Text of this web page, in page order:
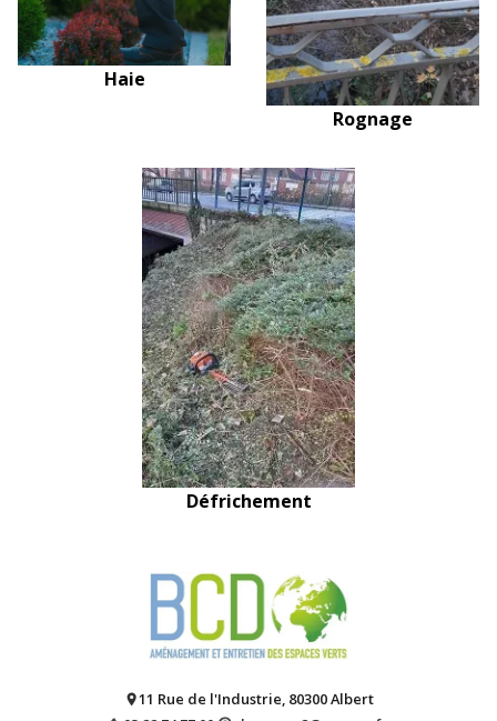
Haie
Rognage
Défrichement
11 Rue de l'Industrie, 80300 Albert